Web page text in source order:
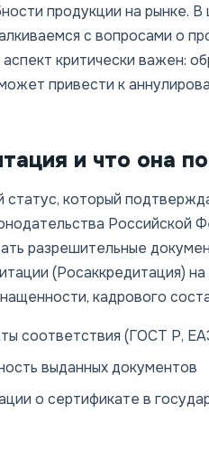
продукции на рынке.
с вопросами о
критически важен:
привести к
и что она
который
Российской
разрешительные
(Росаккредитация)
кадрового
соответствия (ГОСТ Р,
выданных документов
о сертификате в